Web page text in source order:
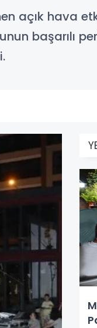
açık hava
başarılı